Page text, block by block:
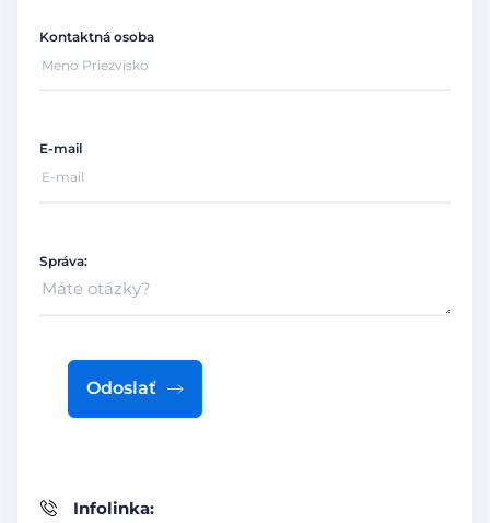
Infolinka:
Kontaktná osoba
E-mail
Správa:
Odoslať